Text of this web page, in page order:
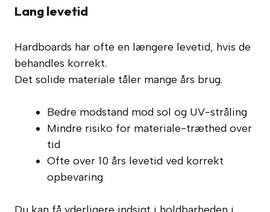
Lang levetid
Hardboards har ofte en længere levetid, hvis de
behandles korrekt.
Det solide materiale tåler mange års brug.
Bedre modstand mod sol og UV-stråling
Mindre risiko for materiale-træthed over
tid
Ofte over 10 års levetid ved korrekt
opbevaring